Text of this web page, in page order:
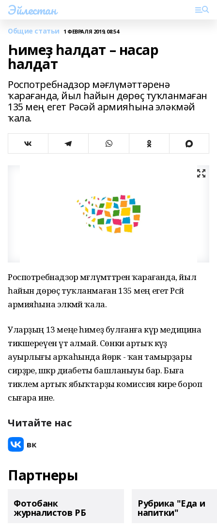
Эйлестан
Общие статьи 1 ФЕВРАЛЯ 2019, 08:54
Һимеҙ һалдат – насар
һалдат
Роспотребнадзор мәғлүмәттәренә
ҡарағанда, йыл һайын дөрөҫ туҡланмаған
135 мең егет Рәсәй армияһына эләкмәй
ҡала.
Роспотребнадзор мәғлүмәттәренә ҡарағанда, йыл
һайын дөрөҫ туҡланмаған 135 мең егет Рәсәй
армияһына эләкмәй ҡала.
Уларҙың 13 меңе һимеҙ булғанға күрә медицина
тикшереүен үтә алмай. Сөнки артыҡ кәүҙә
ауырлығы арҡаһында йөрәк - ҡан тамырҙары
сирҙәре, шәкәр диабеты башланыуы бар. Быға
тиклем артыҡ ябыҡтарҙы комиссия кире бороп
сығара ине.
Читайте нас
Партнеры
Фотобанк
журналистов РБ
Рубрика "Еда и
напитки"